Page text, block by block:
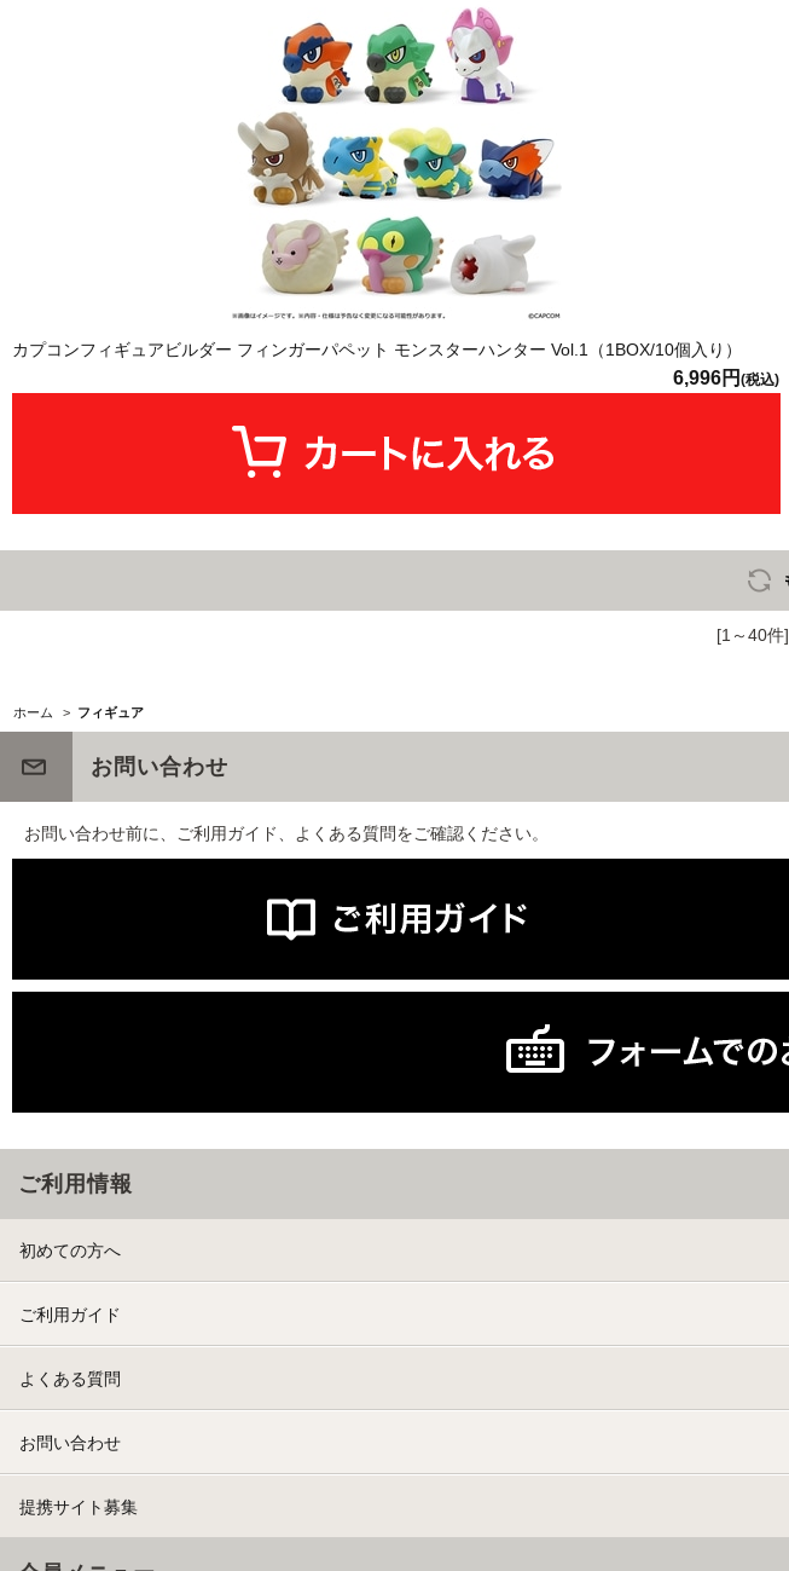
カプコンフィギュアビルダー フィンガーパペット モンスターハンター Vol.1（1BOX/10個入り）
6,996円 (税込)
[1～40件]
ホーム > フィギュア
お問い合わせ
お問い合わせ前に、ご利用ガイド、よくある質問をご確認ください。
ご利用情報
初めての方へ
ご利用ガイド
よくある質問
お問い合わせ
提携サイト募集